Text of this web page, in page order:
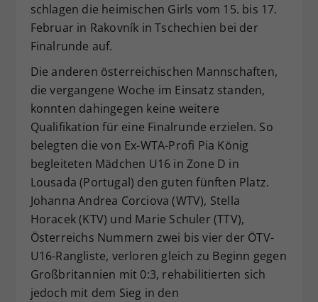
schlagen die heimischen Girls vom 15. bis 17.
Februar in Rakovník in Tschechien bei der
Finalrunde auf.
Die anderen österreichischen Mannschaften,
die vergangene Woche im Einsatz standen,
konnten dahingegen keine weitere
Qualifikation für eine Finalrunde erzielen. So
belegten die von Ex-WTA-Profi Pia König
begleiteten Mädchen U16 in Zone D in
Lousada (Portugal) den guten fünften Platz.
Johanna Andrea Corciova (WTV), Stella
Horacek (KTV) und Marie Schuler (TTV),
Österreichs Nummern zwei bis vier der ÖTV-
U16-Rangliste, verloren gleich zu Beginn gegen
Großbritannien mit 0:3, rehabilitierten sich
jedoch mit dem Sieg in den